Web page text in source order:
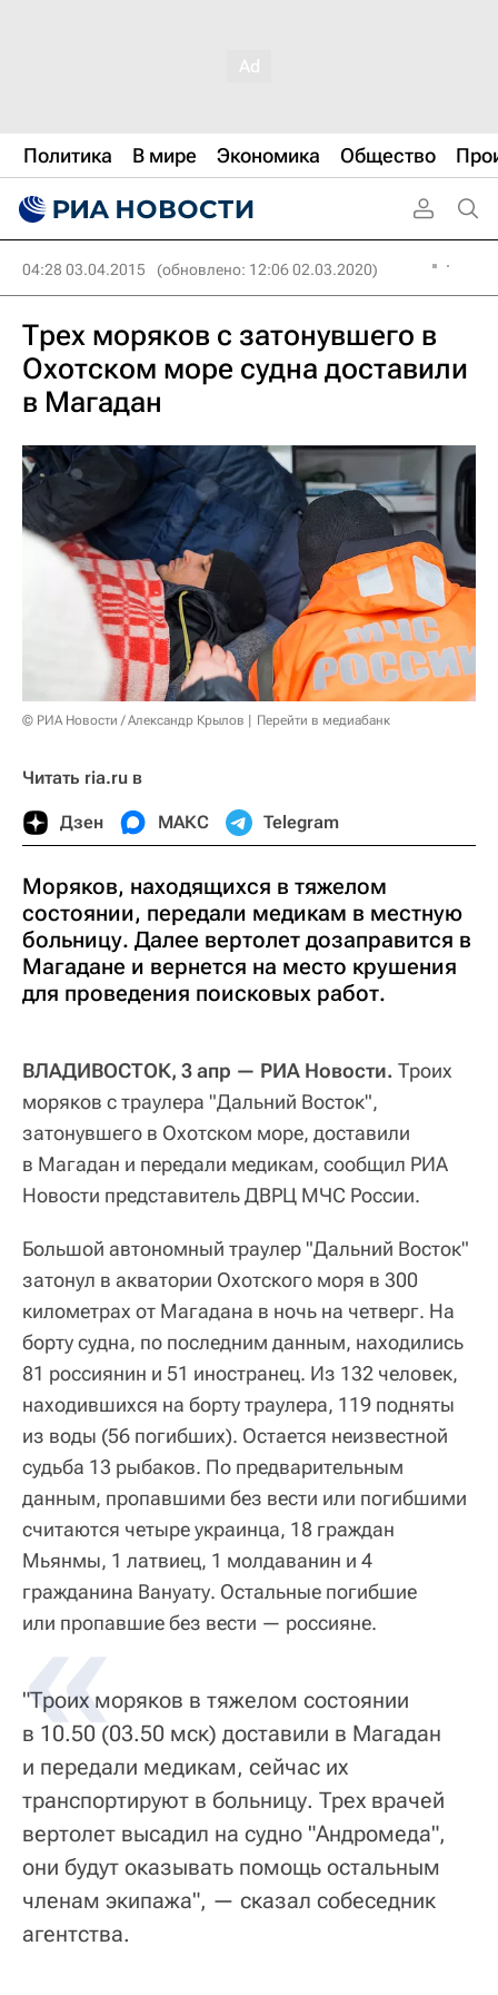
Политика В мире Экономика Общество
04:28 03.04.2015 (обновлено: 12:06 02.03.2020)
Трех моряков с затонувшего в
Охотском море судна доставили
в Магадан
© РИА Новости / Александр Крылов Перейти в медиабанк
Читать ria.ru в
Дзен МАКС Telegram
Моряков, находящихся в тяжелом
состоянии, передали медикам в местную
больницу. Далее вертолет дозаправится в
Магадане и вернется на место крушения
для проведения поисковых работ.
ВЛАДИВОСТОК, 3 апр — РИА Новости. Троих
моряков с траулера "Дальний Восток",
затонувшего в Охотском море, доставили
в Магадан и передали медикам, сообщил РИА
Новости представитель ДВРЦ МЧС России.
Большой автономный траулер "Дальний Восток"
затонул в акватории Охотского моря в 300
километрах от Магадана в ночь на четверг. На
борту судна, по последним данным, находились
81 россиянин и 51 иностранец. Из 132 человек,
находившихся на борту траулера, 119 подняты
из воды (56 погибших). Остается неизвестной
судьба 13 рыбаков. По предварительным
данным, пропавшими без вести или погибшими
считаются четыре украинца, 18 граждан
Мьянмы, 1 латвиец, 1 молдаванин и 4
гражданина Вануату. Остальные погибшие
или пропавшие без вести — россияне.
"Троих моряков в тяжелом состоянии
в 10.50 (03.50 мск) доставили в Магадан
и передали медикам, сейчас их
транспортируют в больницу. Трех врачей
вертолет высадил на судно "Андромеда",
они будут оказывать помощь остальным
членам экипажа", — сказал собеседник
агентства.